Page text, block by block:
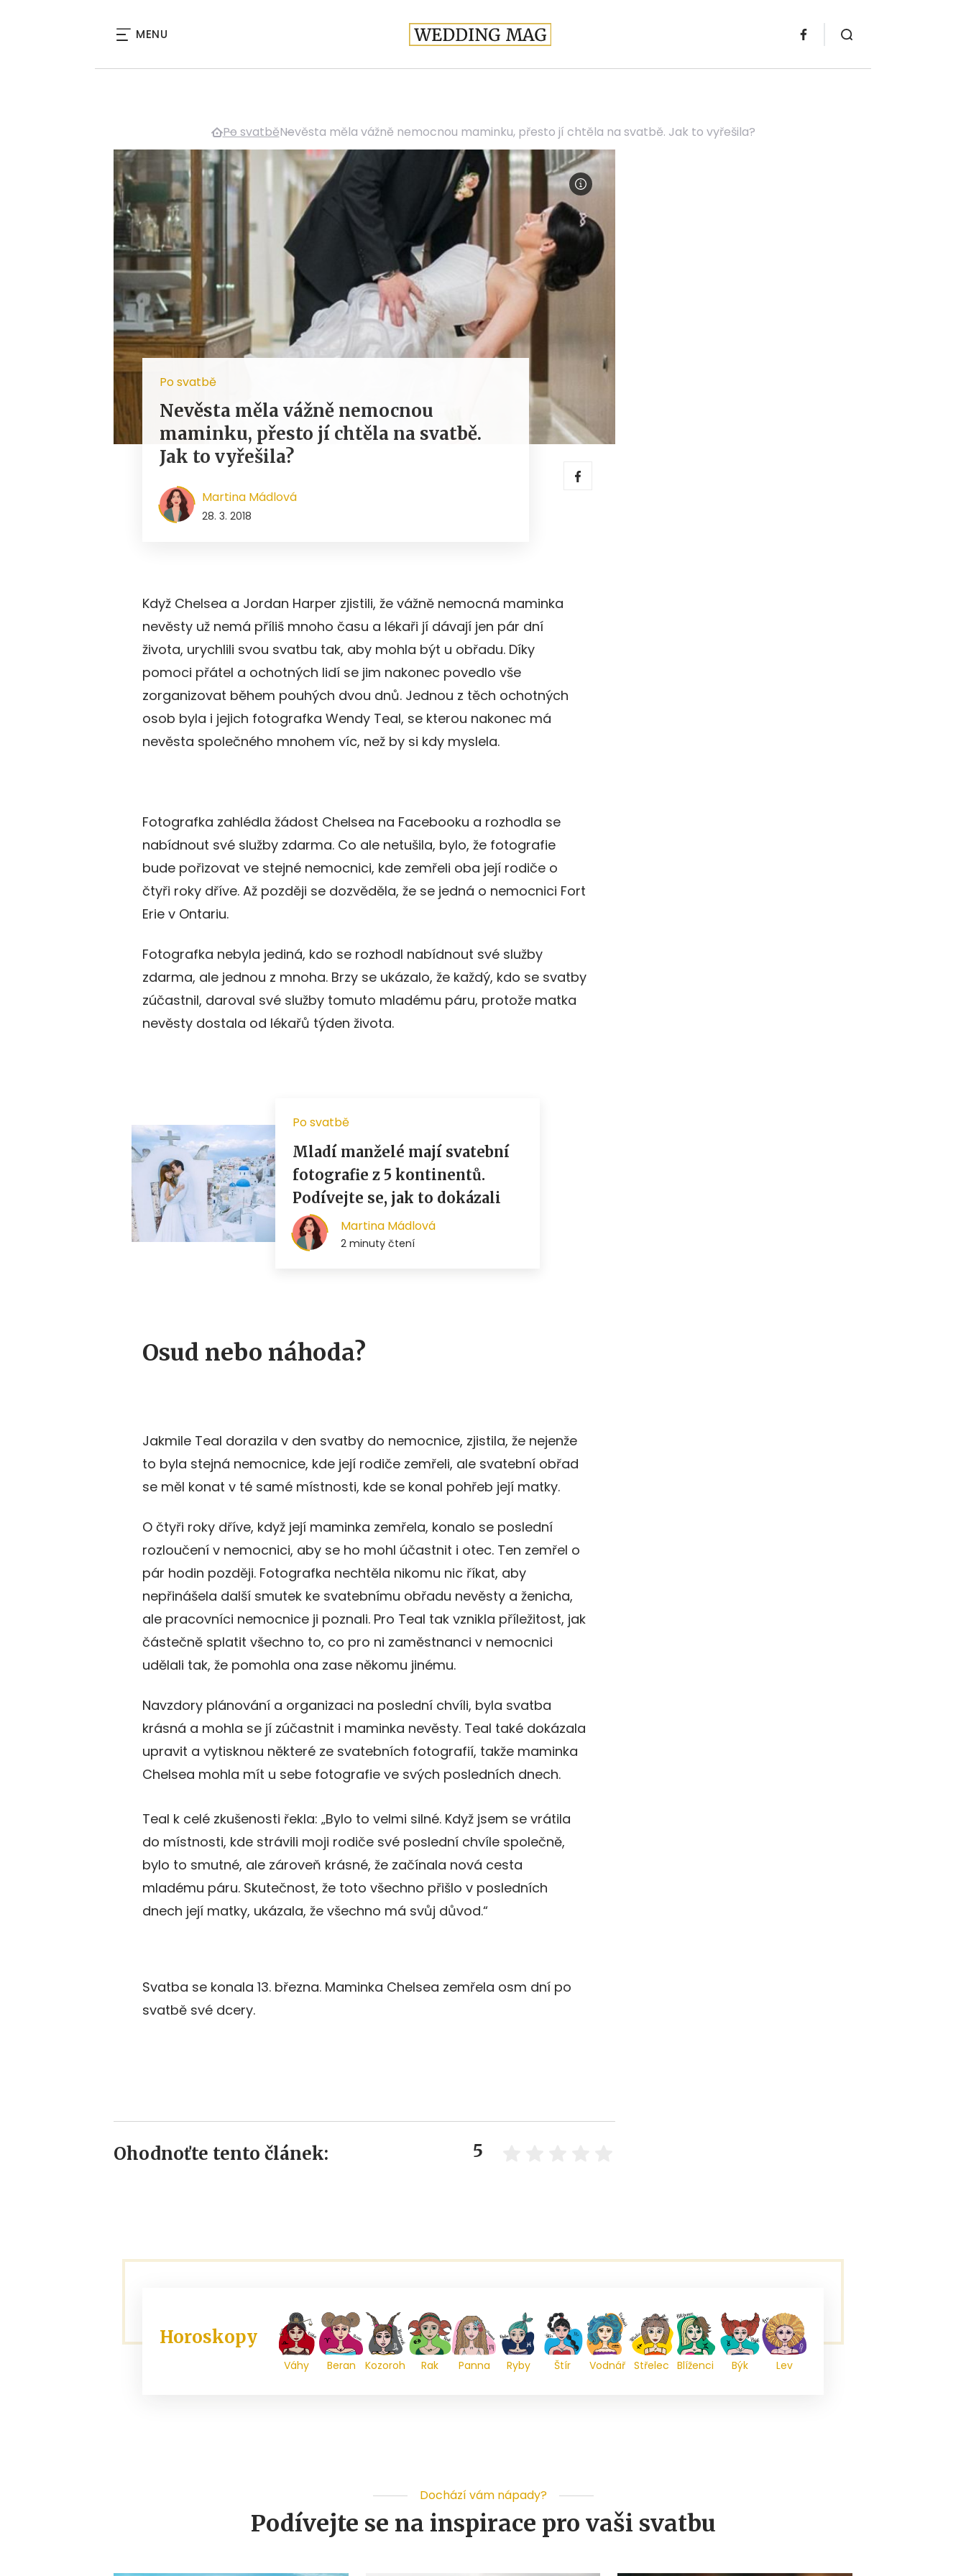
MENU
Po svatběNevěsta měla vážně nemocnou maminku, přesto jí chtěla na svatbě. Jak to vyřešila?
Po svatbě
Nevěsta měla vážně nemocnou
maminku, přesto jí chtěla na svatbě.
Jak to vyřešila?
Martina Mádlová
28. 3. 2018
Když Chelsea a Jordan Harper zjistili, že vážně nemocná maminka
nevěsty už nemá příliš mnoho času a lékaři jí dávají jen pár dní
života, urychlili svou svatbu tak, aby mohla být u obřadu. Díky
pomoci přátel a ochotných lidí se jim nakonec povedlo vše
zorganizovat během pouhých dvou dnů. Jednou z těch ochotných
osob byla i jejich fotografka Wendy Teal, se kterou nakonec má
nevěsta společného mnohem víc, než by si kdy myslela.
Fotografka zahlédla žádost Chelsea na Facebooku a rozhodla se
nabídnout své služby zdarma. Co ale netušila, bylo, že fotografie
bude pořizovat ve stejné nemocnici, kde zemřeli oba její rodiče o
čtyři roky dříve. Až později se dozvěděla, že se jedná o nemocnici Fort
Erie v Ontariu.
Fotografka nebyla jediná, kdo se rozhodl nabídnout své služby
zdarma, ale jednou z mnoha. Brzy se ukázalo, že každý, kdo se svatby
zúčastnil, daroval své služby tomuto mladému páru, protože matka
nevěsty dostala od lékařů týden života.
Osud nebo náhoda?
Jakmile Teal dorazila v den svatby do nemocnice, zjistila, že nejenže
to byla stejná nemocnice, kde její rodiče zemřeli, ale svatební obřad
se měl konat v té samé místnosti, kde se konal pohřeb její matky.
O čtyři roky dříve, když její maminka zemřela, konalo se poslední
rozloučení v nemocnici, aby se ho mohl účastnit i otec. Ten zemřel o
pár hodin později. Fotografka nechtěla nikomu nic říkat, aby
nepřinášela další smutek ke svatebnímu obřadu nevěsty a ženicha,
ale pracovníci nemocnice ji poznali. Pro Teal tak vznikla příležitost, jak
částečně splatit všechno to, co pro ni zaměstnanci v nemocnici
udělali tak, že pomohla ona zase někomu jinému.
Navzdory plánování a organizaci na poslední chvíli, byla svatba
krásná a mohla se jí zúčastnit i maminka nevěsty. Teal také dokázala
upravit a vytisknou některé ze svatebních fotografií, takže maminka
Chelsea mohla mít u sebe fotografie ve svých posledních dnech.
Teal k celé zkušenosti řekla: „Bylo to velmi silné. Když jsem se vrátila
do místnosti, kde strávili moji rodiče své poslední chvíle společně,
bylo to smutné, ale zároveň krásné, že začínala nová cesta
mladému páru. Skutečnost, že toto všechno přišlo v posledních
dnech její matky, ukázala, že všechno má svůj důvod.“
Svatba se konala 13. března. Maminka Chelsea zemřela osm dní po
svatbě své dcery.
Ohodnoťte tento článek: 5
Horoskopy
Váhy Beran Kozoroh Rak Panna Ryby Štír Vodnář Střelec Blíženci Býk Lev
Dochází vám nápady?
Podívejte se na inspirace pro vaši svatbu